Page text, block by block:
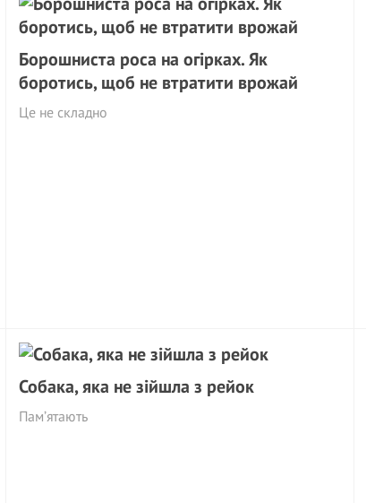
Борошниста роса на огірках. Як
боротись, щоб не втратити врожай
Це не складно
Собака, яка не зійшла з рейок
Пам’ятають